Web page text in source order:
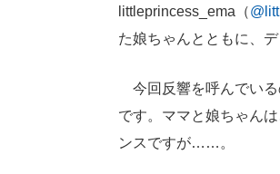
littleprincess_ema（
た娘ちゃんとともに、
今回反響を呼んでいる
です。ママと娘ちゃん
ンスですが……。